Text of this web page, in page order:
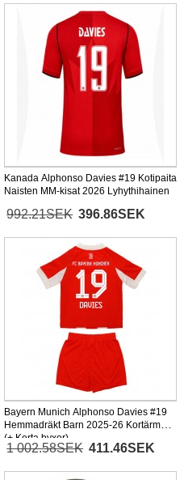
Kanada Alphonso Davies #19 Kotipaita
Naisten MM-kisat 2026 Lyhythihainen
992.21SEK 396.86SEK
Bayern Munich Alphonso Davies #19
Hemmadräkt Barn 2025-26 Kortärmad
(+ Korta byxor)
1 002.58SEK 411.46SEK